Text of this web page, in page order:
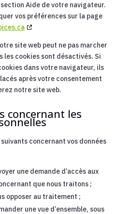
Aide de votre navigateur.
vos préférences sur la page
site web peut ne pas marcher
les cookies sont désactivés. Si
dans votre navigateur, ils
après votre consentement
notre site web.
concernant les
concernant vos données
une demande d’accès aux
que nous traitons ;
opposer au traitement ;
une vue d’ensemble, sous